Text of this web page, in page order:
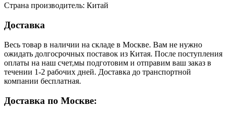
Страна производитель: Китай
Доставка
Весь товар в наличии на складе в Москве. Вам не нужно
ожидать долгосрочных поставок из Китая. После поступления
оплаты на наш счет,мы подготовим и отправим ваш заказ в
течении 1-2 рабочих дней. Доставка до транспортной
компании бесплатная.
Доставка по Москве: